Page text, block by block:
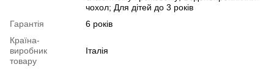
чохол; Для дітей до 3 років
Гарантія
6 років
Країна-
виробник
товару
Італія